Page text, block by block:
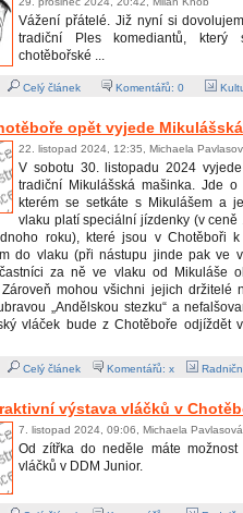
Vážení přátelé. Již nyní si
tradiční Ples komediantů, který
chotěbořské ...
Celý článek Komentářů: 0
opět vyjede
22. listopad 2024, 12:35, Michaela
V sobotu 30. listopadu 2024
tradiční Mikulášská mašinka. Jde
kterém se setkáte s Mikulášem a
vlaku platí speciální jízdenky (v ceně
roku), které jsou v Chotěboři
do vlaku (při nástupu jinde pak ve
za ně ve vlaku od Mikuláše
Zároveň mohou všichni jejich držitelé
„Andělskou stezku“ a
vláček bude z Chotěboře odjíždět
Celý článek Komentářů: x
výstava vláčků v
7. listopad 2024, 09:06, Michaela Pavlasová
Od zítřka do neděle máte možnost
vláčků v DDM Junior.